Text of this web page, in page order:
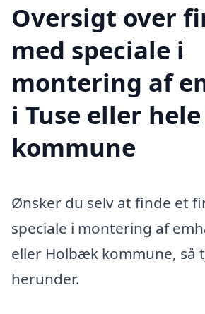
Oversigt over
med speciale i
montering af
i Tuse eller
kommune
Ønsker du selv at finde et
speciale i montering af
eller Holbæk kommune, så
herunder.